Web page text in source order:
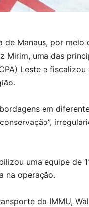
Manaus, por
Mirim, uma das
Leste e
em
uma equipe
na operação.
do IMMU,